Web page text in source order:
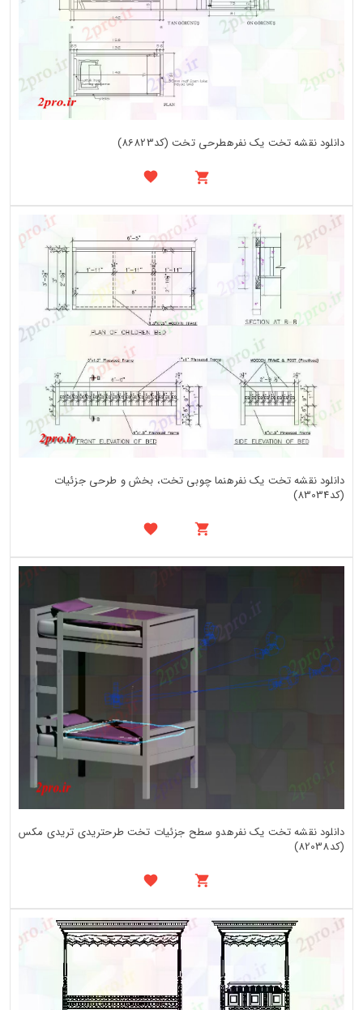
دانلود نقشه تخت یک نفرهطرحی تخت (کد86823)
دانلود نقشه تخت یک نفرهنما چوبی تخت، بخش و طرحی جزئیات
(کد83034)
دانلود نقشه تخت یک نفرهدو سطح جزئیات تخت طرحتریدی تریدی مکس
(کد82038)